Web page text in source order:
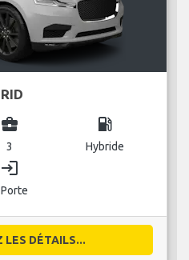
business_center
3
local_gas_station
Hybride
login
LES DÉTAILS...